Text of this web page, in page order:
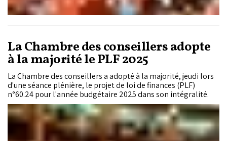
La Chambre des conseillers adopte
à la majorité le PLF 2025
La Chambre des conseillers a adopté à la majorité, jeudi lors
d'une séance plénière, le projet de loi de finances (PLF)
n°60.24 pour l'année budgétaire 2025 dans son intégralité.